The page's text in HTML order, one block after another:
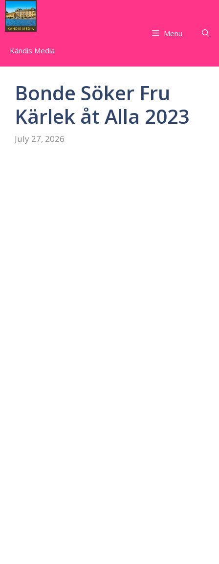
Skip
to
content
Kändis Media
Menu
Bonde Söker Fru
Kärlek åt Alla 2023
July 27, 2026